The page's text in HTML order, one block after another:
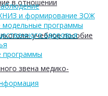
в отношении
учебное пособие
звена медико-
и формирование ЗОЖ
модельные программы
здоровья
программы